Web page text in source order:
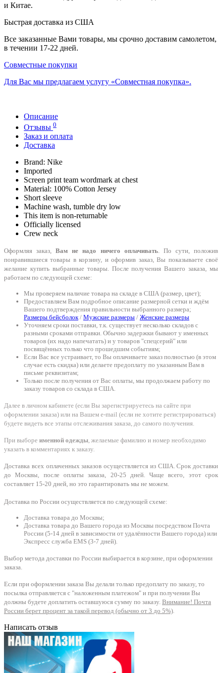
и Китае.
Быстрая доставка из США
Все заказанные Вами товары, мы срочно доставим самолетом,
в течении 17-22 дней.
Совместные покупки
Для Вас мы предлагаем услугу «Совместная покупка».
Описание
Отзывы 0
Заказ и оплата
Доставка
Brand: Nike
Imported
Screen print team wordmark at chest
Material: 100% Cotton Jersey
Short sleeve
Machine wash, tumble dry low
This item is non-returnable
Officially licensed
Crew neck
Оформляя заказ,Вам не надо ничего оплачивать. По сути, положив
понравившиеся товары в корзину, и оформив заказ, Вы показываете своё
желание купить выбранные товары. После получения Вашего заказа, мы
работаем по следующей схеме:
Мы проверяем наличие товара на складе в США (размер, цвет);
Предоставляем Вам подробное описание размерной сетки и ждём
Вашего подтверждения правильности выбранного размера;
Размеры бейсболок/ Мужские размеры / Женские размеры
Уточняем сроки поставки, т.к. существует несколько складов с
разными сроками отправки. Обычно задержки бывают у именных
товаров (их надо напечатать) и у товаров "спецсерий" или
посвящённых только что прошедшим событиям;
Если Вас все устраивает, то Вы оплачиваете заказ полностью (в этом
случае есть скидка) или делаете предоплату по указанным Вам в
письме реквизитам;
Только после получения от Вас оплаты, мы продолжаем работу по
заказу товаров со склада в США.
Далее в личном кабинете (если Вы зарегистрируетесь на сайте при
оформлении заказа) или на Вашем e-mail (если не хотите регистрироваться)
будете видеть все этапы отслеживания заказа, до самого получения.
При выборе именной одежды, желаемые фамилию и номер необходимо
указать в комментариях к заказу.
Доставка всех оплаченных заказов осуществляется из США. Срок доставки
до Москвы, после оплаты заказа, 20-25 дней. Чаще всего, этот срок
составляет 15-20 дней, но это гарантировать мы не можем.
Доставка по России осуществляется по следующей схеме:
Доставка товара до Москвы;
Доставка товара до Вашего города из Москвы посредством Почта
России (5-14 дней в зависимости от удалённости Вашего города) или
Экспресс служба EMS (3-7 дней).
Выбор метода доставки по России выбирается в корзине, при оформлении
заказа.
Если при оформлении заказа Вы делали только предоплату по заказу, то
посылка отправляется с "наложенным платежом" и при получении Вы
должны будете доплатить оставшуюся сумму по заказу. Внимание! Почта
России берет процент за такой перевод (обычно от 3 до 5%).
Написать отзыв